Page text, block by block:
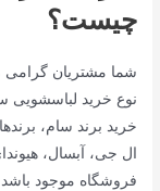
چیست؟
شما مشتریان گرامی
نوع خرید لباسشویی
خرید برند سام،
ال جی، آبسال،
فروشگاه موجود